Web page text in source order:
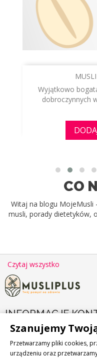
Wyjątkowo
dobroczynnych
CO
Witaj na blogu MojeMusli
musli, porady dietetyków,
Czytaj wszystko
PRODUKTY 
INFORMACJE
Szanujemy
Przetwarzamy pliki cookies,
urządzeniu oraz